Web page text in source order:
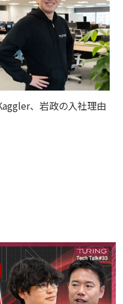
、岩政の入社理由